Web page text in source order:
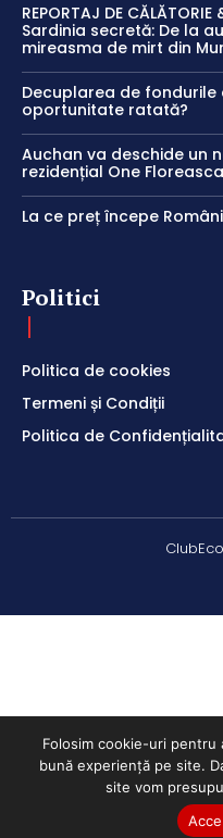
REPORTAJ DE
Sardinia secretă: De la
mireasma de mirt din
Decuplarea de fondurile
oportunitate ratată?
Auchan va deschide un
rezidențial One
La ce preț începe
Politici
Politica de cookies
Termeni și Condiții
Politica de
Folosim cookie-uri pentru
bună experiență pe site.
site vom